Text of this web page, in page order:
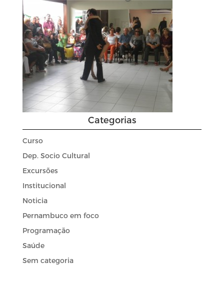
Categorias
Curso
Dep. Socio Cultural
Excursões
Institucional
Noticia
Pernambuco em foco
Programação
Saúde
Sem categoria